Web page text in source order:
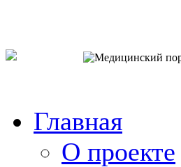
Главная
О проекте